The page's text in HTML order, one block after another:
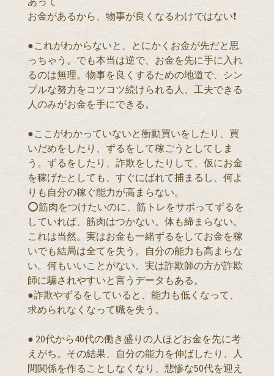
お金があるから、物事が良くなるわけではない❗️
●これがわからないと、とにかくお金が先だと思
っちゃう。でも本当は逆で、お金を先に手に入れ
るのは無理。物事を良くするための地道で、シン
プルな努力をコツコツ続けられる人、工夫できる
人のみがお金を手にできる。
●ここがわかっていないと衝動買いをしたり、買
いだめをしたり、ずるをして稼ごうとしてしま
う。ずるをしたり、詐欺をしたりして、仮にお金
を稼げたとしても、すぐにばれて捕まるし、何よ
りも自分の稼ぐ能力が高まらない。
⭕️筋肉をつけたいのに、筋トレをサボってずるを
していれば、筋肉はつかない。体も締まらない。
これは当然。実はお金も一緒ずるをしてお金を稼
いでも結局は全てを失う。自分の能力も高まらな
い。何もいいことがない。実は詐欺師の方が詐欺
師に騙されやすいと言うデータもある。
●詐欺やずるをしていると、能力も低くなって、
求められなくなって職を失う。
● 20代から40代の働き盛りの人ほどお金を先に考
えがち。その結果、自分の能力を伸ばしたり、人
間関係を作ることしなくなり、悲惨な50代を迎え